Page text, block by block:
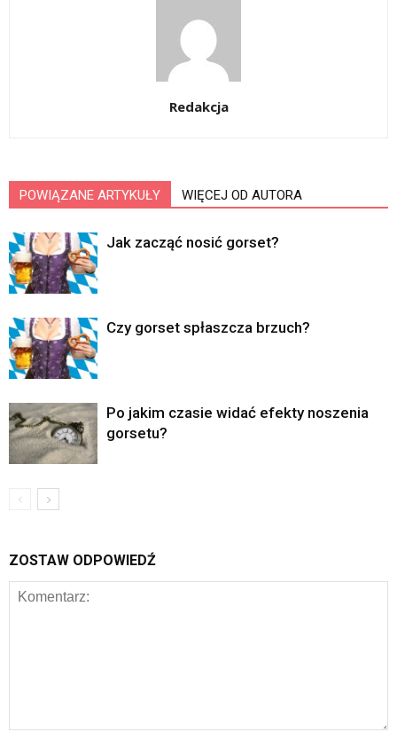
Redakcja
POWIĄZANE ARTYKUŁY WIĘCEJ OD AUTORA
Jak zacząć nosić gorset?
Czy gorset spłaszcza brzuch?
Po jakim czasie widać efekty noszenia
gorsetu?
ZOSTAW ODPOWIEDŹ